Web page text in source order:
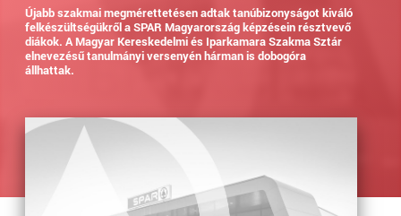
Újabb szakmai megmérettetésen adtak tanúbizonyságot kiváló
felkészültségükről a SPAR Magyarország képzésein résztvevő
diákok. A Magyar Kereskedelmi és Iparkamara Szakma Sztár
elnevezésű tanulmányi versenyén hárman is dobogóra
állhattak.